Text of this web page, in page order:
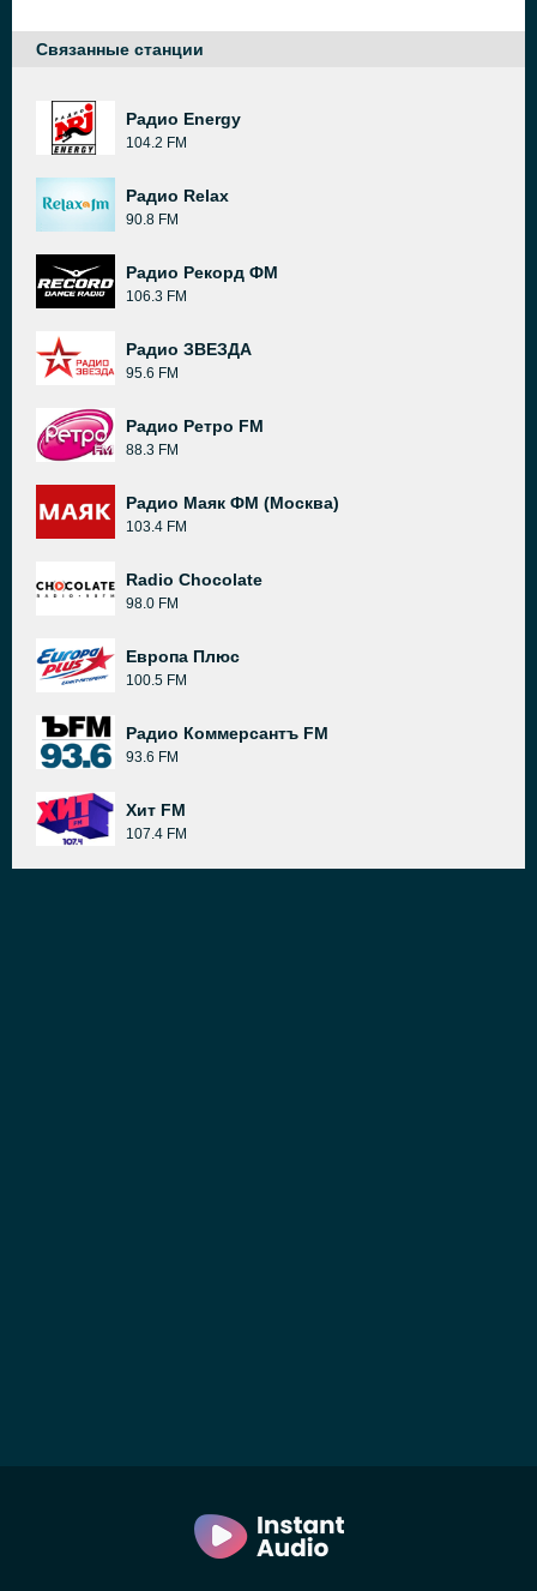
Связанные станции
Радио Energy
104.2 FM
Радио Relax
90.8 FM
Радио Рекорд ФМ
106.3 FM
Радио ЗВЕЗДА
95.6 FM
Радио Ретро FM
88.3 FM
Радио Маяк ФМ (Москва)
103.4 FM
Radio Chocolate
98.0 FM
Европа Плюс
100.5 FM
Радио Коммерсантъ FM
93.6 FM
Хит FM
107.4 FM